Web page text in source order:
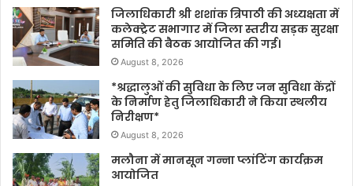
जिलाधिकारी श्री शशांक त्रिपाठी की अध्यक्षता में
कलेक्ट्रेट सभागार में जिला स्तरीय सड़क सुरक्षा
समिति की बैठक आयोजित की गई।
August 8, 2026
*श्रद्धालुओं की सुविधा के लिए जन सुविधा केंद्रों
के निर्माण हेतु जिलाधिकारी ने किया स्थलीय
निरीक्षण*
August 8, 2026
मलौना में मानसून गन्ना प्लांटिंग कार्यक्रम
आयोजित